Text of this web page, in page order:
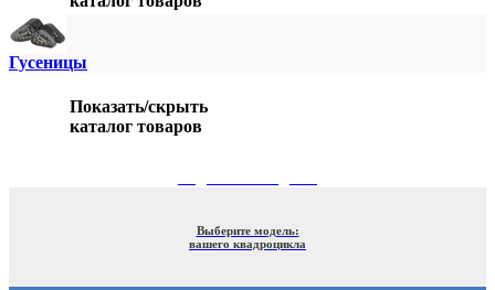
Гусеницы
Показать/скрыть
каталог товаров
Выберите модель:
вашего квадроцикла